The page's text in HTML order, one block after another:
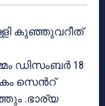
കുഞ്ഞുവറീത്
ഡിസംബർ 18
സെൻറ്
.ഭാര്യ